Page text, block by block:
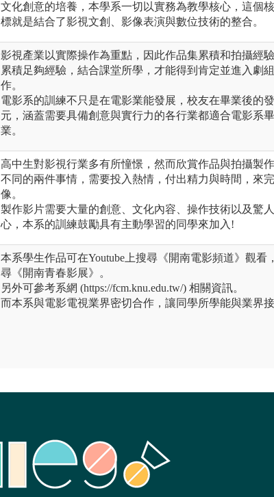
文化創意的培養，本學系一切以實務為教學核心，這個
標就是結合了影視文創、影像表演與數位技術的整合。​
影視產業以實際操作為重點，因此作品集累積和拍攝經驗
累積足夠經驗，結合課堂所學，才能得到肯定並進入劇
作。
電影系的訓練不只是在電影業能發展，校友在畢業後的
元，涵蓋需要具備創意與實行力的各行業都適合電影系
業。
高中生對影視行業多有所憧憬，然而欣賞作品與拍攝製
不同的兩件事情，需要投入熱情，付出精力與時間，來
像。
製作影片需要大量的創意、文化內容、操作技術以及驚
心，本系的訓練鼓勵具有主動學習的同學來加入!
本系學生作品可在Youtube上搜尋《開南電影頻道》觀看
尋《開南青春影展》。
另外可參考系網 (https://fcm.knu.edu.tw/) 相關資訊。
而本系與電影電視業界密切合作，讓同學所學能與業界接